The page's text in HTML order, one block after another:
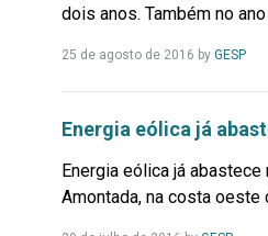
dois anos. Também no
25 de agosto de 2016 by GESPLeia
Energia eólica já
Energia eólica já
Amontada, na costa oeste